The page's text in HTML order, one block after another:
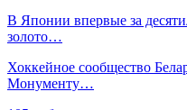
В Японии впервые за
золото…
Хоккейное сообщество
Монументу…